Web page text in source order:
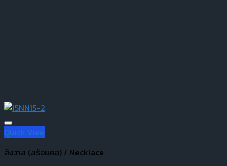
Quick View
สังวาล (สร้อยคอ) / Necklace